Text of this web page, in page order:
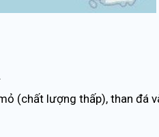
(chất lượng thấp), than đá